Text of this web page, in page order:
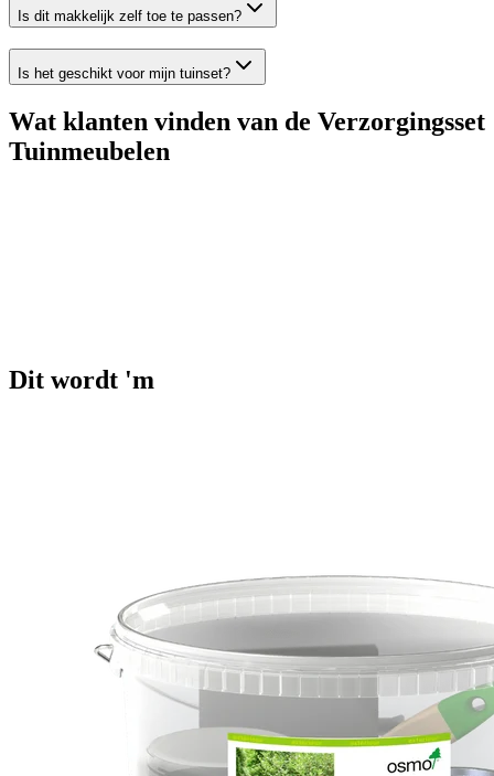
Is dit makkelijk zelf toe te passen?
Is het geschikt voor mijn tuinset?
Wat klanten vinden van de Verzorgingsset
Tuinmeubelen
Dit wordt 'm